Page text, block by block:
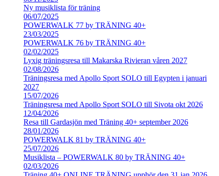
Ny musiklista för träning
06/07/2025
POWERWALK 77 by TRÄNING 40+
23/03/2025
POWERWALK 76 by TRÄNING 40+
02/02/2025
Lyxig träningsresa till Makarska Rivieran våren 2027
02/08/2026
Träningsresa med Apollo Sport SOLO till Egypten i januari
2027
15/07/2026
Träningsresa med Apollo Sport SOLO till Sivota okt 2026
12/04/2026
Resa till Gardasjön med Träning 40+ september 2026
28/01/2026
POWERWALK 81 by TRÄNING 40+
25/07/2026
Musiklista – POWERWALK 80 by TRÄNING 40+
02/03/2026